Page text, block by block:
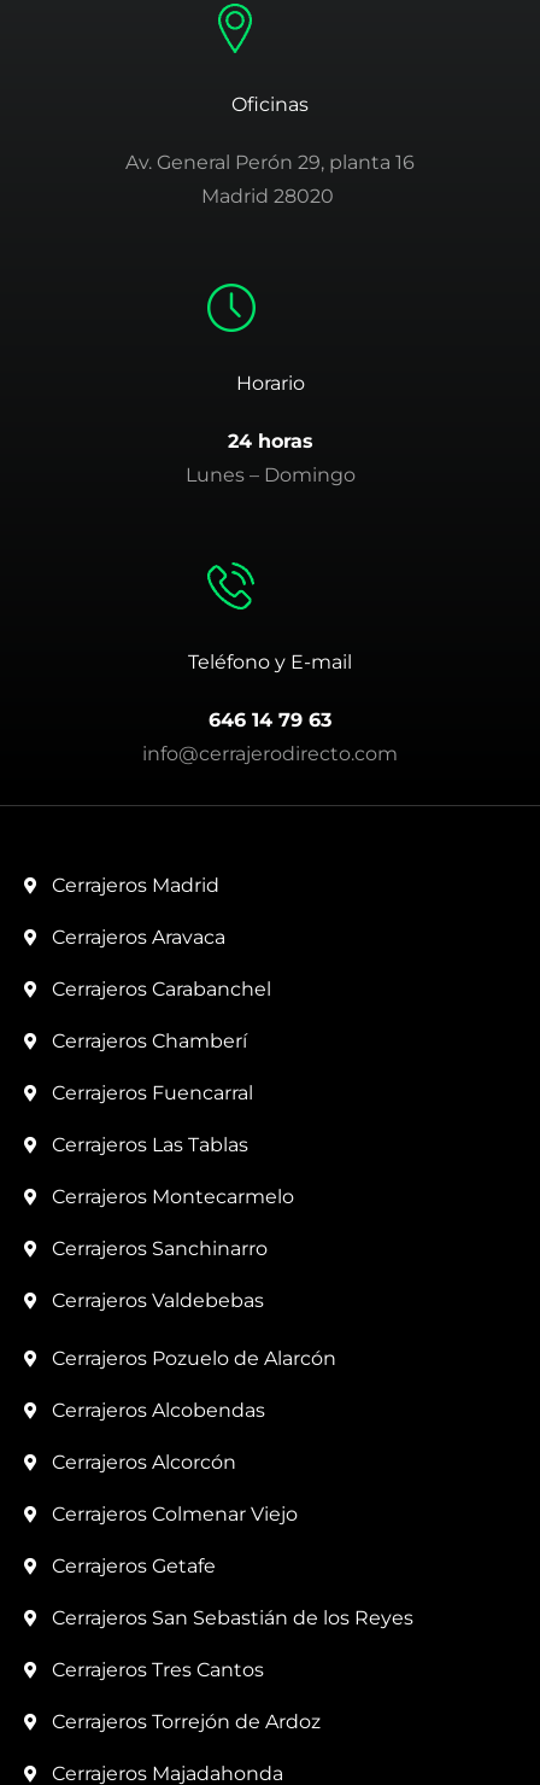
Oficinas
Av. General Perón 29, planta 16
Madrid 28020
Horario
24 horas
Lunes – Domingo
Teléfono y E-mail
646 14 79 63
info@cerrajerodirecto.com
Cerrajeros Madrid
Cerrajeros Aravaca
Cerrajeros Carabanchel
Cerrajeros Chamberí
Cerrajeros Fuencarral
Cerrajeros Las Tablas
Cerrajeros Montecarmelo
Cerrajeros Sanchinarro
Cerrajeros Valdebebas
Cerrajeros Pozuelo de Alarcón
Cerrajeros Alcobendas
Cerrajeros Alcorcón
Cerrajeros Colmenar Viejo
Cerrajeros Getafe
Cerrajeros San Sebastián de los Reyes
Cerrajeros Tres Cantos
Cerrajeros Torrejón de Ardoz
Cerrajeros Majadahonda